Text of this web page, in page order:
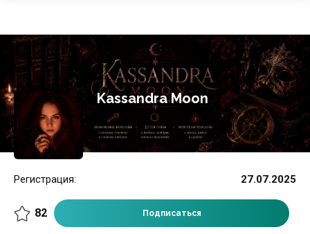
Kassandra Moon
27.07.2025
Регистрация:
82 Подписаться